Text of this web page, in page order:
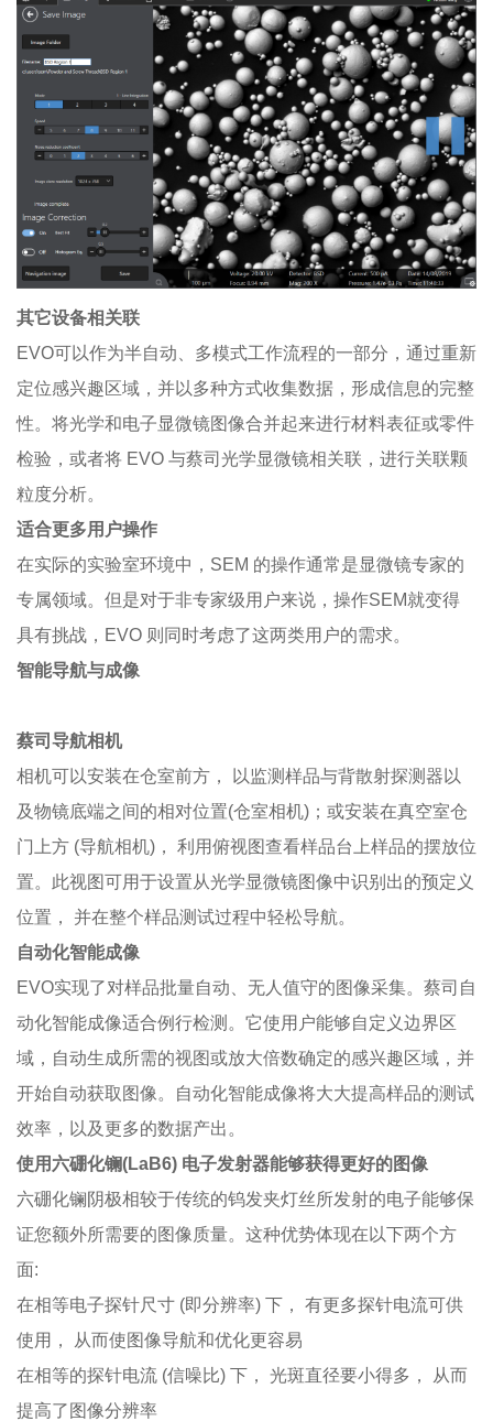
其它设备相关联
EVO可以作为半自动、多模式工作流程的一部分，通过重新
定位感兴趣区域，并以多种方式收集数据，形成信息的完整
性。将光学和电子显微镜图像合并起来进行材料表征或零件
检验，或者将 EVO 与蔡司光学显微镜相关联，进行关联颗
粒度分析。
适合更多用户操作
在实际的实验室环境中，SEM 的操作通常是显微镜专家的
专属领域。但是对于非专家级用户来说，操作SEM就变得
具有挑战，EVO 则同时考虑了这两类用户的需求。
智能导航与成像
蔡司导航相机
相机可以安装在仓室前方， 以监测样品与背散射探测器以
及物镜底端之间的相对位置(仓室相机) ；或安装在真空室仓
门上方 (导航相机) ， 利用俯视图查看样品台上样品的摆放位
置。此视图可用于设置从光学显微镜图像中识别出的预定义
位置， 并在整个样品测试过程中轻松导航。
自动化智能成像
EVO实现了对样品批量自动、无人值守的图像采集。蔡司自
动化智能成像适合例行检测。它使用户能够自定义边界区
域，自动生成所需的视图或放大倍数确定的感兴趣区域，并
开始自动获取图像。自动化智能成像将大大提高样品的测试
效率，以及更多的数据产出。
使用六硼化镧(LaB6) 电子发射器能够获得更好的图像
六硼化镧阴极相较于传统的钨发夹灯丝所发射的电子能够保
证您额外所需要的图像质量。这种优势体现在以下两个方
面:
在相等电子探针尺寸 (即分辨率) 下， 有更多探针电流可供
使用， 从而使图像导航和优化更容易
在相等的探针电流 (信噪比) 下， 光斑直径要小得多， 从而
提高了图像分辨率